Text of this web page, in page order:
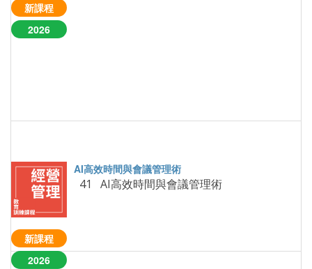
新課程
2026
新課程
2026
41 AI高效時間與會議管理術